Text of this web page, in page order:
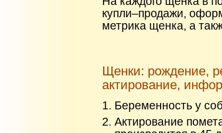
купли–продажи,
метрика щенка, а
Щенки: рождение,
актирование,
Беременность у
Актирование